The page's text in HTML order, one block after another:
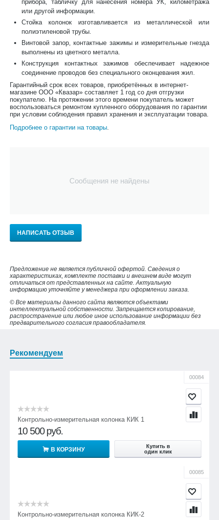
прибора, табличку для нанесения номера УК, километража
или другой информации.
Стойка колонок изготавливается из металлической или
полиэтиленовой трубы.
Винтовой запор, контактные зажимы и измерительные гнезда
выполнены из цветного металла.
Конструкция контактных зажимов обеспечивает надежное
соединение проводов без специального оконцевания жил.
Гарантийный срок всех товаров, приобретённых в интернет-
магазине ООО «Квазар» составляет 1 год со дня отгрузки
покупателю. На протяжении этого времени покупатель может
воспользоваться ремонтом купленного оборудования по гарантии
при условии соблюдения правил хранения и эксплуатации товара.
Подробнее о гарантии на товары.
Сообщения не найдены
НАПИСАТЬ ОТЗЫВ
Предложение не является публичной офертой. Сведения о
характеристиках, комплекте поставки и внешнем виде могут
отличаться от представленных на сайте. Актуальную
информацию уточняйте у менеджера при оформлении заказа.
© Все материалы данного сайта являются объектами
интеллектуальной собственности. Запрещается копирование,
распространение или любое иное использование информации без
предварительного согласия правообладателя.
Рекомендуем
00084
Контрольно-измерительная колонка КИК 1
10 500 руб.
В КОРЗИНУ
Купить в
один клик
00085
Контрольно-измерительная колонка КИК-2